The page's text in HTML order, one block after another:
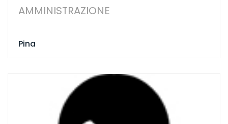
AMMINISTRAZIONE
Pina